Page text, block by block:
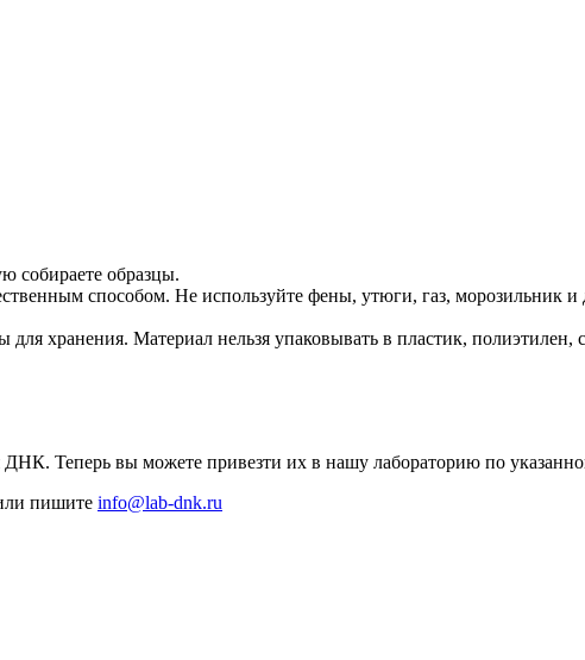
собираете образцы.
способом. Не используйте фены, утюги, газ, морозильник
для хранения. Материал нельзя упаковывать в пластик,
Теперь вы можете привезти их в нашу лабораторию по
пишите info@lab-dnk.ru